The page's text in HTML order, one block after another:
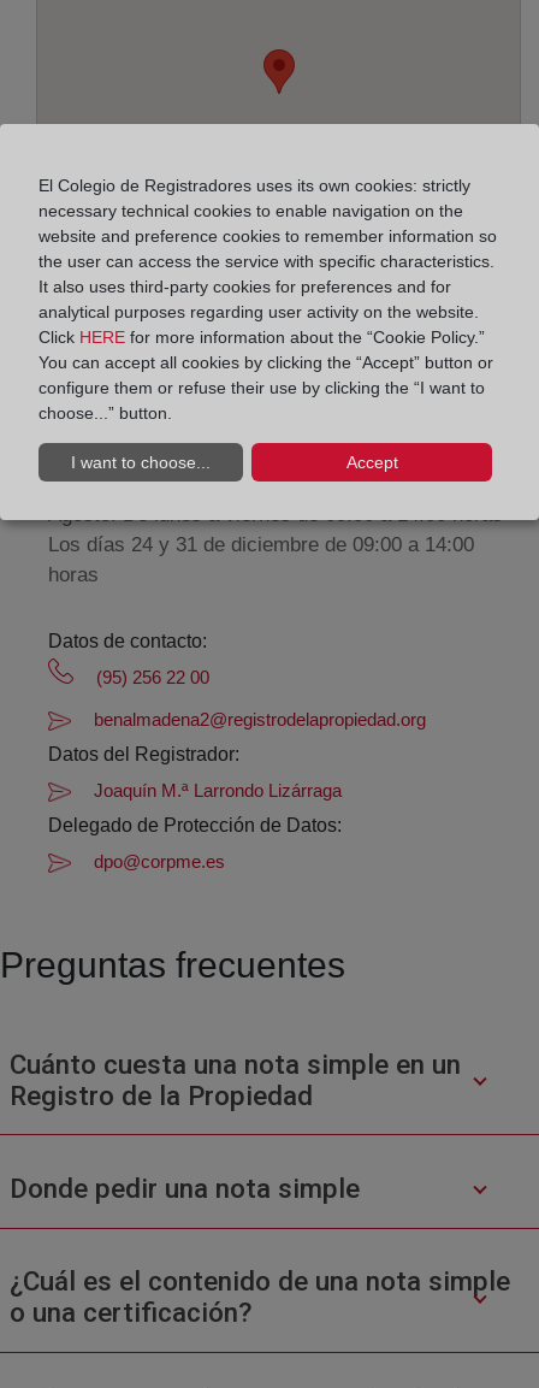
Address:
Avda.Ciudad de Melilla, 19. Arroyo de la Miel, 29630
De lunes a viernes de 09:00 a 17:00 horas
Los días 24 y 31 de diciembre de 09:00 a 14:00
horas
Datos de contacto:
(95) 256 22 00
benalmadena2@registrodelapropiedad.org
Datos del Registrador:
Joaquín M.ª Larrondo Lizárraga
Delegado de Protección de Datos:
dpo@corpme.es
Preguntas frecuentes
Cuánto cuesta una nota simple en un
Registro de la Propiedad
Donde pedir una nota simple
¿Cuál es el contenido de una nota simple
o una certificación?
El Colegio de Registradores uses its own cookies: strictly
necessary technical cookies to enable navigation on the
website and preference cookies to remember information so
the user can access the service with specific characteristics.
It also uses third-party cookies for preferences and for
analytical purposes regarding user activity on the website.
Click HERE for more information about the “Cookie Policy.”
You can accept all cookies by clicking the “Accept” button or
configure them or refuse their use by clicking the “I want to
choose...” button.
I want to choose... Accept